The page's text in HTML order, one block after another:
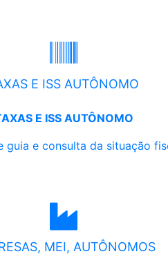
E ISS AUTÔNOMO
E ISS AUTÔNOMO
guia e consulta da situação
MEI, AUTÔNOMOS